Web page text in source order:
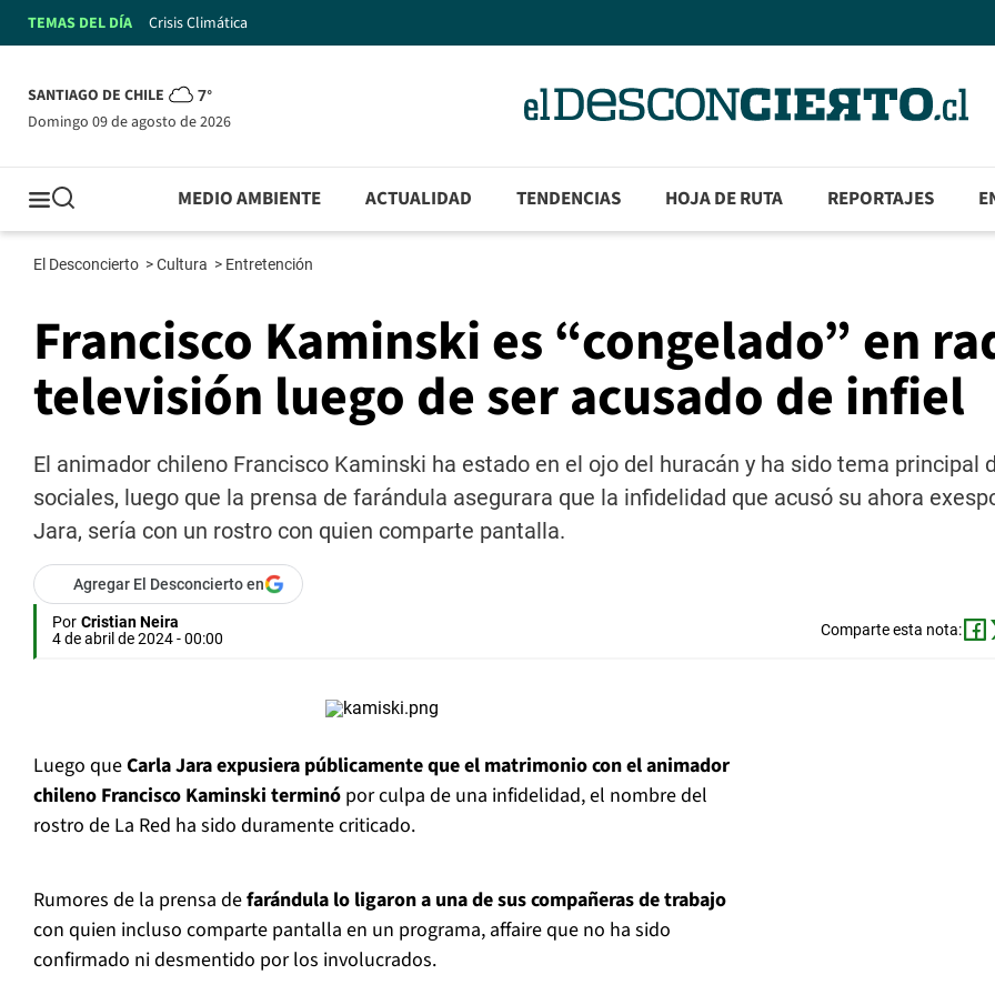
TEMAS DEL DÍA Crisis Climática
SANTIAGO DE CHILE 7°
domingo 09 de agosto de 2026
MEDIO AMBIENTE ACTUALIDAD TENDENCIAS HOJA DE RUTA REPORTAJES
El Desconcierto >Cultura > Entretención
Francisco Kaminski es “congelado” en
televisión luego de ser acusado de infiel
El animador chileno Francisco Kaminski ha estado en el ojo del huracán y ha sido tema principal
sociales, luego que la prensa de farándula asegurara que la infidelidad que acusó su ahora
Jara, sería con un rostro con quien comparte pantalla.
Agregar El Desconcierto en
Por Cristian Neira
4 de abril de 2024 - 00:00
Comparte esta nota:
Luego queCarla Jara expusiera públicamente que el matrimonio con el animador
chileno Francisco Kaminski terminó por culpa de una infidelidad, el nombre del
rostro de La Red ha sido duramente criticado.
Rumores de la prensa defarándula lo ligaron a una de sus compañeras de trabajo
con quien incluso comparte pantalla en un programa, affaire que no ha sido
confirmado ni desmentido por los involucrados.